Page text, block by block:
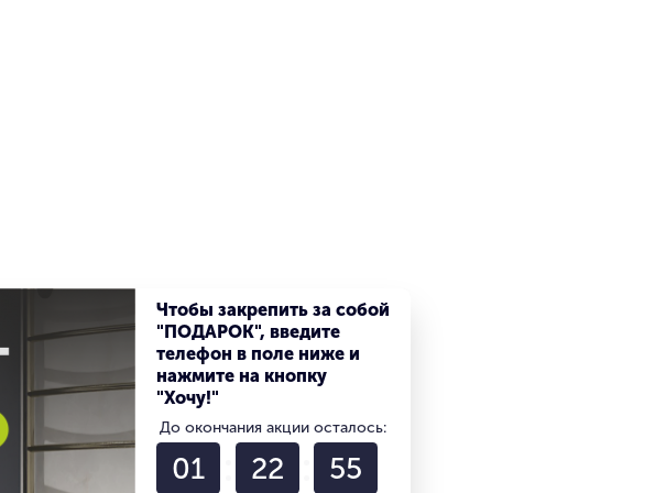
Чтобы закрепить за собой
"ПОДАРОК", введите
телефон в поле ниже и
нажмите на кнопку
"Хочу!"
До окончания акции осталось:
01 22 55